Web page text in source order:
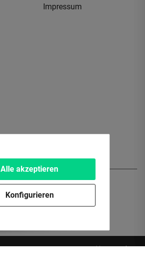
Impressum
Powered byJTL-Shop
Alle akzeptieren
Konfigurieren